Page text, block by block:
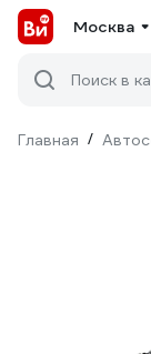
Москва
Поиск в
Главная /